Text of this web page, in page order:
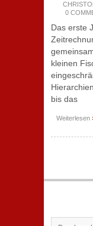
0
Das erste
kleinen
bis das
Weiterlesen